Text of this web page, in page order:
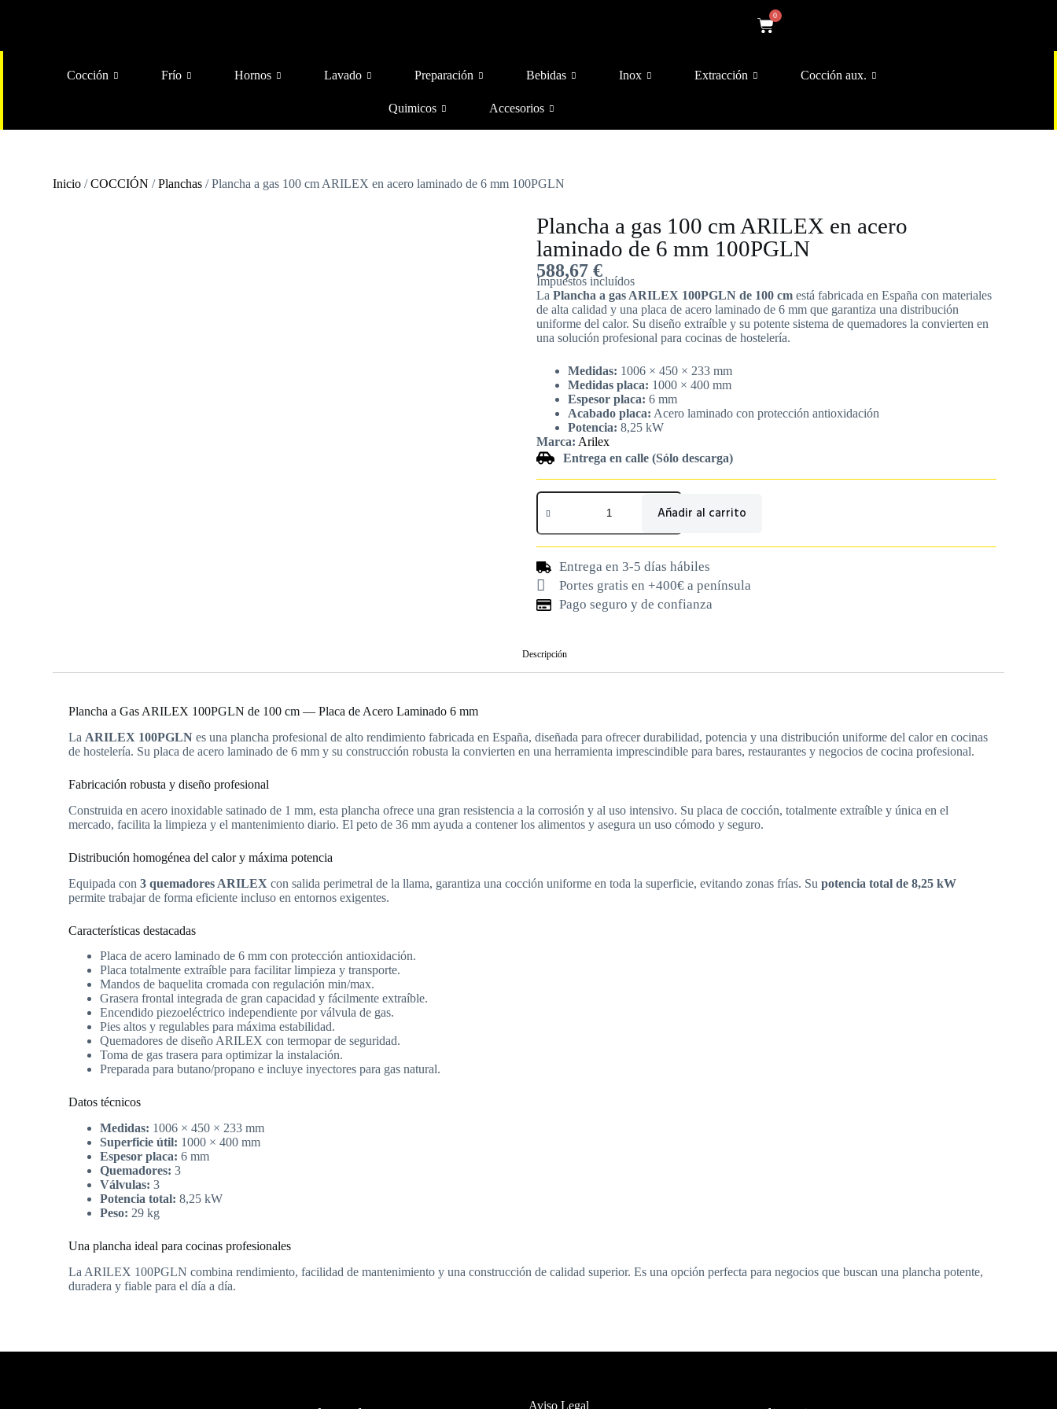
0
Cocción Frío Hornos Lavado Preparación Bebidas Inox Extracción Cocción aux.
Quimicos Accesorios
Inicio /COCCIÓN /Planchas / Plancha a gas 100 cm ARILEX en acero laminado de 6 mm 100PGLN
Plancha a gas 100 cm ARILEX en acero
laminado de 6 mm 100PGLN
588,67 €
Impuestos incluídos
La Plancha a gas ARILEX 100PGLN de 100 cm está fabricada en España con materiales
de alta calidad y una placa de acero laminado de 6 mm que garantiza una distribución
uniforme del calor. Su diseño extraíble y su potente sistema de quemadores la convierten en
una solución profesional para cocinas de hostelería.
Medidas: 1006 × 450 × 233 mm
Medidas placa: 1000 × 400 mm
Espesor placa: 6 mm
Acabado placa: Acero laminado con protección antioxidación
Potencia: 8,25 kW
Marca: Arilex
Entrega en calle (Sólo descarga)
Añadir al carrito
Entrega en 3-5 días hábiles
Portes gratis en +400€ a península
Pago seguro y de confianza
Descripción
Plancha a Gas ARILEX 100PGLN de 100 cm — Placa de Acero Laminado 6 mm
La ARILEX 100PGLN es una plancha profesional de alto rendimiento fabricada en España, diseñada para ofrecer durabilidad, potencia y una distribución uniforme del calor en cocinas
de hostelería. Su placa de acero laminado de 6 mm y su construcción robusta la convierten en una herramienta imprescindible para bares, restaurantes y negocios de cocina profesional.
Fabricación robusta y diseño profesional
Construida en acero inoxidable satinado de 1 mm, esta plancha ofrece una gran resistencia a la corrosión y al uso intensivo. Su placa de cocción, totalmente extraíble y única en el
mercado, facilita la limpieza y el mantenimiento diario. El peto de 36 mm ayuda a contener los alimentos y asegura un uso cómodo y seguro.
Distribución homogénea del calor y máxima potencia
Equipada con3 quemadores ARILEX con salida perimetral de la llama, garantiza una cocción uniforme en toda la superficie, evitando zonas frías. Supotencia total de 8,25 kW
permite trabajar de forma eficiente incluso en entornos exigentes.
Características destacadas
Placa de acero laminado de 6 mm con protección antioxidación.
Placa totalmente extraíble para facilitar limpieza y transporte.
Mandos de baquelita cromada con regulación min/max.
Grasera frontal integrada de gran capacidad y fácilmente extraíble.
Encendido piezoeléctrico independiente por válvula de gas.
Pies altos y regulables para máxima estabilidad.
Quemadores de diseño ARILEX con termopar de seguridad.
Toma de gas trasera para optimizar la instalación.
Preparada para butano/propano e incluye inyectores para gas natural.
Datos técnicos
Medidas: 1006 × 450 × 233 mm
Superficie útil: 1000 × 400 mm
Espesor placa: 6 mm
Quemadores: 3
Válvulas: 3
Potencia total: 8,25 kW
Peso: 29 kg
Una plancha ideal para cocinas profesionales
La ARILEX 100PGLN combina rendimiento, facilidad de mantenimiento y una construcción de calidad superior. Es una opción perfecta para negocios que buscan una plancha potente,
duradera y fiable para el día a día.
Aviso Legal